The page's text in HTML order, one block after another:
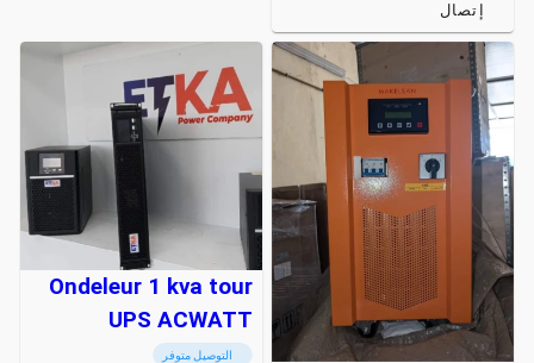
إتصال
Ondeleur 1 kva tour
UPS ACWATT
التوصيل متوفر